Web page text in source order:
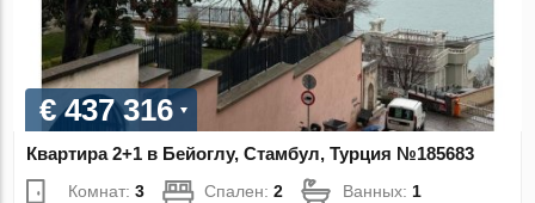
€ 437 316
Квартира 2+1 в Бейоглу, Стамбул, Турция №185683
Комнат:3 Спален:2 Ванных: 1